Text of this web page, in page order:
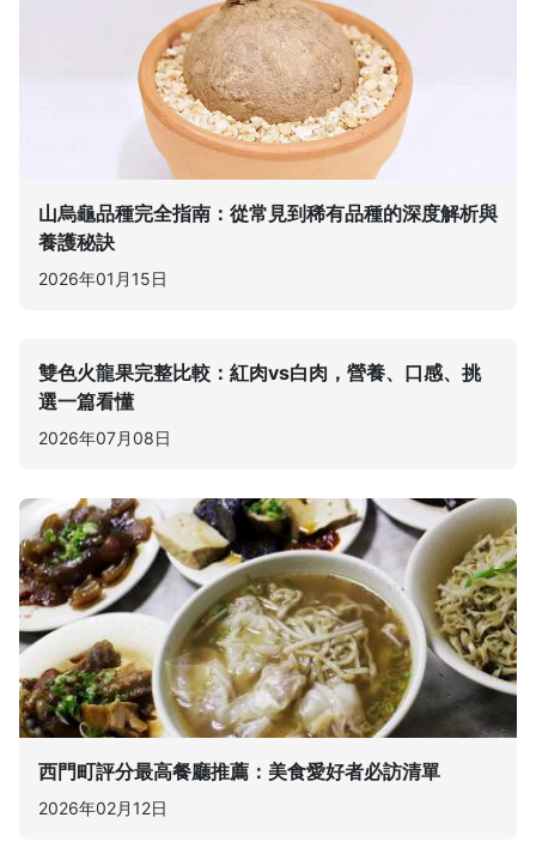
山烏龜品種完全指南：從常見到稀有品種的深度解析與
養護秘訣
2026年01月15日
雙色火龍果完整比較：紅肉vs白肉，營養、口感、挑
選一篇看懂
2026年07月08日
西門町評分最高餐廳推薦：美食愛好者必訪清單
2026年02月12日